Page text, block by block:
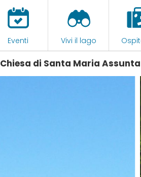
Eventi Vivi il lago
Chiesa di Santa Maria Assunta